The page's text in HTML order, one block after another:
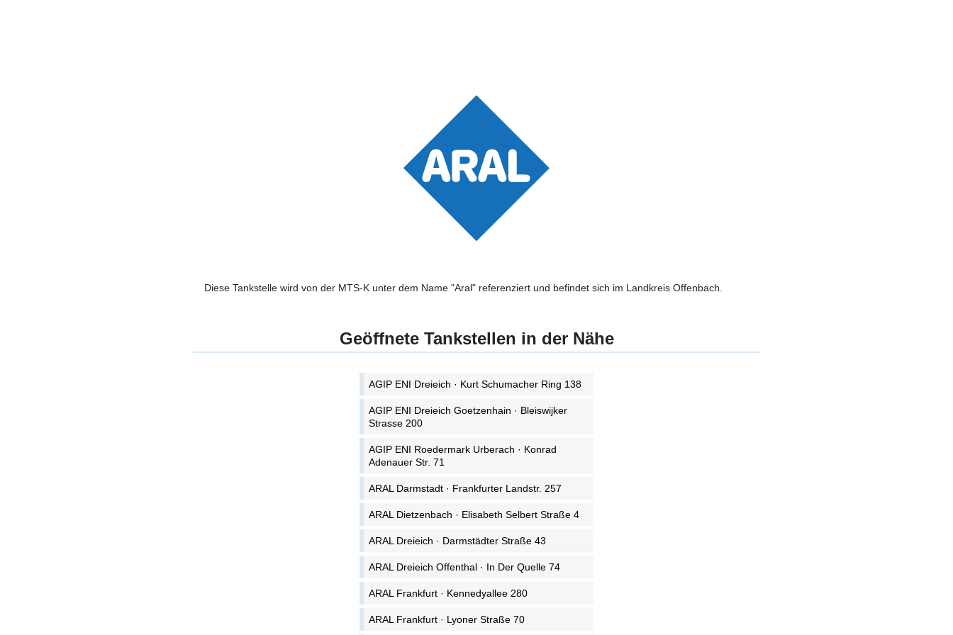
Diese Tankstelle wird von der MTS-K unter dem Name "Aral" referenziert und befindet sich im Landkreis Offenbach.
Geöffnete Tankstellen in der Nähe
AGIP ENI Dreieich · Kurt Schumacher Ring 138
AGIP ENI Dreieich Goetzenhain · Bleiswijker
Strasse 200
AGIP ENI Roedermark Urberach · Konrad
Adenauer Str. 71
ARAL Darmstadt · Frankfurter Landstr. 257
ARAL Dietzenbach · Elisabeth Selbert Straße 4
ARAL Dreieich · Darmstädter Straße 43
ARAL Dreieich Offenthal · In Der Quelle 74
ARAL Frankfurt · Kennedyallee 280
ARAL Frankfurt · Lyoner Straße 70